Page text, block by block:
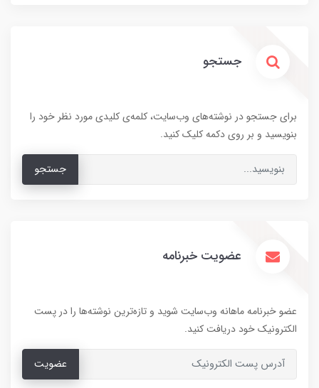
جستجو
برای جستجو در نوشته‌های وب‌سایت، کلمه‌ی کلیدی مورد نظر خود را
بنویسید و بر روی دکمه کلیک کنید.
جستجو
عضویت خبرنامه
عضو خبرنامه ماهانه وب‌سایت شوید و تازه‌ترین نوشته‌ها را در پست
الکترونیک خود دریافت کنید.
عضویت